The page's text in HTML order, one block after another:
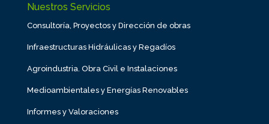
Nuestros Servicios
Consultoría, Proyectos y Dirección de obras
Infraestructuras Hidráulicas y Regadíos
Agroindustria. Obra Civil e Instalaciones
Medioambientales y Energías Renovables
Informes y Valoraciones